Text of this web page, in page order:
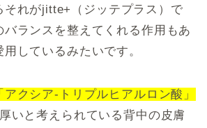
それがjitte+（ジッテプラス）で
ランスを整えてくれる作用もあ
しているみたいです。
アクシア-トリプルヒアルロン酸」
いと考えられている背中の皮膚